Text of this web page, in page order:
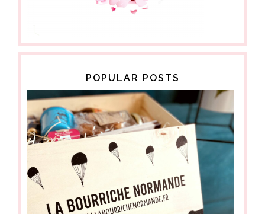
POPULAR POSTS